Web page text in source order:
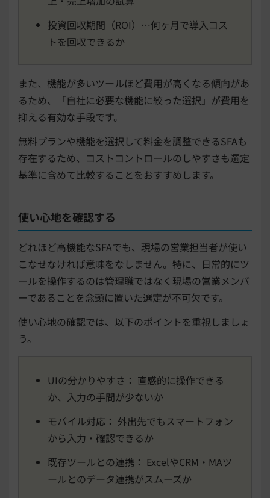
投資回収期間（ROI）…何ヶ月で導入コス
トを回収できるか
また、機能が多いツールほど費用が高くなる傾向があ
るため、「自社に必要な機能に絞った選択」が費用を
抑える有効な手段です。
無料プランや機能を選択して料金を調整できるSFAも
存在するため、コストコントロールのしやすさも選定
基準に含めて比較することをおすすめします。
使い心地を確認する
どれほど高機能なSFAでも、現場の営業担当者が使い
こなせなければ意味をなしません。特に、日常的にツ
ールを操作するのは管理職ではなく現場の営業メンバ
ーであることを念頭に置いた選定が不可欠です。
使い心地の確認では、以下のポイントを重視しましょ
う。
UIの分かりやすさ： 直感的に操作できる
か、入力の手間が少ないか
モバイル対応： 外出先でもスマートフォン
から入力・確認できるか
既存ツールとの連携： ExcelやCRM・MAツ
ールとのデータ連携がスムーズか